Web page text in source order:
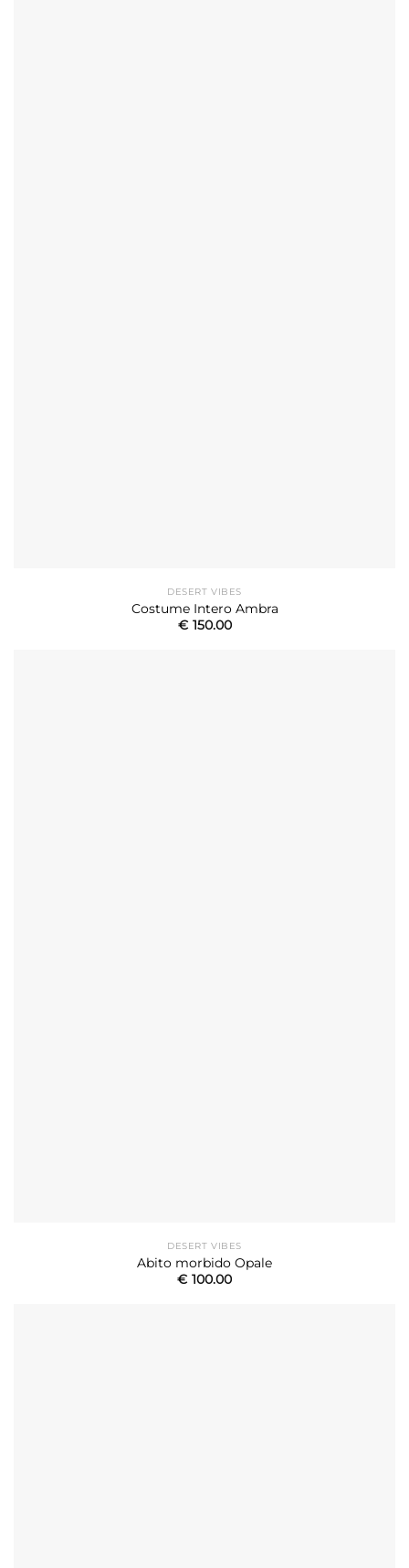
DESERT VIBES
Costume Intero Ambra
€ 150.00
DESERT VIBES
Abito morbido Opale
€ 100.00